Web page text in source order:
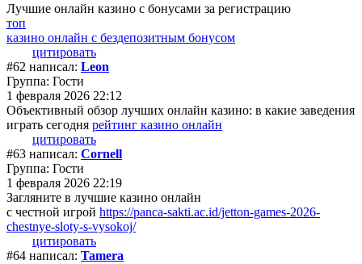
Лучшие онлайн казино с бонусами за регистрацию
топ
казино онлайн с бездепозитным бонусом
цитировать
#62 написал: Leon
Группа: Гости
1 февраля 2026 22:12
Объективный обзор лучших онлайн казино: в какие заведения
играть сегодня рейтинг казино онлайн
цитировать
#63 написал: Cornell
Группа: Гости
1 февраля 2026 22:19
Загляните в лучшие казино онлайн
с честной игрой https://panca-sakti.ac.id/jetton-games-2026-
chestnye-sloty-s-vysokoj/
цитировать
#64 написал: Tamera